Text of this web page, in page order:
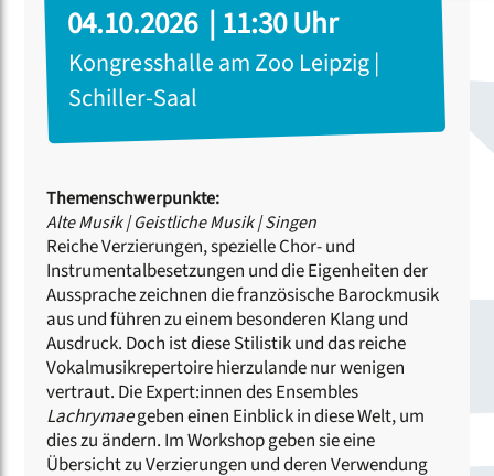
04.10.2026 | 11:30 Uhr
Kongresshalle am Zoo Leipzig |
Schiller-Saal
Themenschwerpunkte:
Alte Musik|Geistliche Musik|Singen
Reiche Verzierungen, spezielle Chor- und
Instrumentalbesetzungen und die Eigenheiten der
Aussprache zeichnen die französische Barockmusik
aus und führen zu einem besonderen Klang und
Ausdruck. Doch ist diese Stilistik und das reiche
Vokalmusikrepertoire hierzulande nur wenigen
vertraut. Die Expert:innen des Ensembles
Lachrymaegeben einen Einblick in diese Welt, um
dies zu ändern. Im Workshop geben sie eine
Übersicht zu Verzierungen und deren Verwendung